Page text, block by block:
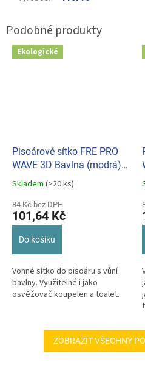
Ekologické
Pisoárové sítko FRE PRO
WAVE 3D Bavlna (modrá)
013006
Průměrné
produktu
je
5
hvězdiček.
Skladem (>20 ks)
84 Kč bez DPH
101,64 Kč
Do košíku
Vonné sítko do pisoáru s vůní
bavlny. Využitelné i jako
osvěžovač koupelen a toalet.
ZOBRAZIT VŠECHNY